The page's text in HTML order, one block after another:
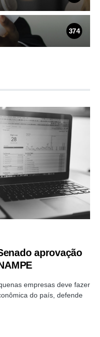
374
aprovação
empresas deve fazer
do país, defende